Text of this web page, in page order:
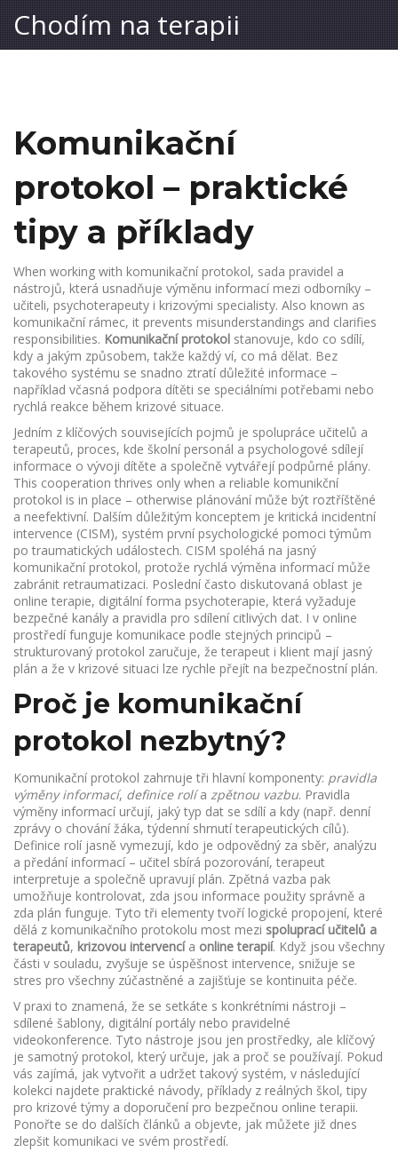
Chodím na terapii
Komunikační
protokol – praktické
tipy a příklady
When working with komunikační protokol, sada pravidel a
nástrojů, která usnadňuje výměnu informací mezi odborníky –
učiteli, psychoterapeuty i krizovými specialisty. Also known as
komunikační rámec, it prevents misunderstandings and clarifies
responsibilities. Komunikační protokol stanovuje, kdo co sdílí,
kdy a jakým způsobem, takže každý ví, co má dělat. Bez
takového systému se snadno ztratí důležité informace –
například včasná podpora dítěti se speciálními potřebami nebo
rychlá reakce během krizové situace.
Jedním z klíčových souvisejících pojmů je spolupráce učitelů a
terapeutů, proces, kde školní personál a psychologové sdílejí
informace o vývoji dítěte a společně vytvářejí podpůrné plány.
This cooperation thrives only when a reliable komunikční
protokol is in place – otherwise plánování může být roztříštěné
a neefektivní. Dalším důležitým konceptem je kritická incidentní
intervence (CISM), systém první psychologické pomoci týmům
po traumatických událostech. CISM spoléhá na jasný
komunikační protokol, protože rychlá výměna informací může
zabránit retraumatizaci. Poslední často diskutovaná oblast je
online terapie, digitální forma psychoterapie, která vyžaduje
bezpečné kanály a pravidla pro sdílení citlivých dat. I v online
prostředí funguje komunikace podle stejných principů –
strukturovaný protokol zaručuje, že terapeut i klient mají jasný
plán a že v krizové situaci lze rychle přejít na bezpečnostní plán.
Proč je komunikační
protokol nezbytný?
Komunikační protokol zahrnuje tři hlavní komponenty: pravidla
výměny informací, definice rolía zpětnou vazbu. Pravidla
výměny informací určují, jaký typ dat se sdílí a kdy (např. denní
zprávy o chování žáka, týdenní shrnutí terapeutických cílů).
Definice rolí jasně vymezují, kdo je odpovědný za sběr, analýzu
a předání informací – učitel sbírá pozorování, terapeut
interpretuje a společně upravují plán. Zpětná vazba pak
umožňuje kontrolovat, zda jsou informace použity správně a
zda plán funguje. Tyto tři elementy tvoří logické propojení, které
dělá z komunikačního protokolu most mezi spoluprací učitelů a
terapeutů, krizovou intervencía online terapií. Když jsou všechny
části v souladu, zvyšuje se úspěšnost intervence, snižuje se
stres pro všechny zúčastněné a zajišťuje se kontinuita péče.
V praxi to znamená, že se setkáte s konkrétními nástroji –
sdílené šablony, digitální portály nebo pravidelné
videokonference. Tyto nástroje jsou jen prostředky, ale klíčový
je samotný protokol, který určuje, jak a proč se používají. Pokud
vás zajímá, jak vytvořit a udržet takový systém, v následující
kolekci najdete praktické návody, příklady z reálných škol, tipy
pro krizové týmy a doporučení pro bezpečnou online terapii.
Ponořte se do dalších článků a objevte, jak můžete již dnes
zlepšit komunikaci ve svém prostředí.